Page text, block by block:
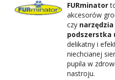
FURminator
akcesorów
czy
podszerstka
delikatny i
niechcianej
pupila w
nastroju.